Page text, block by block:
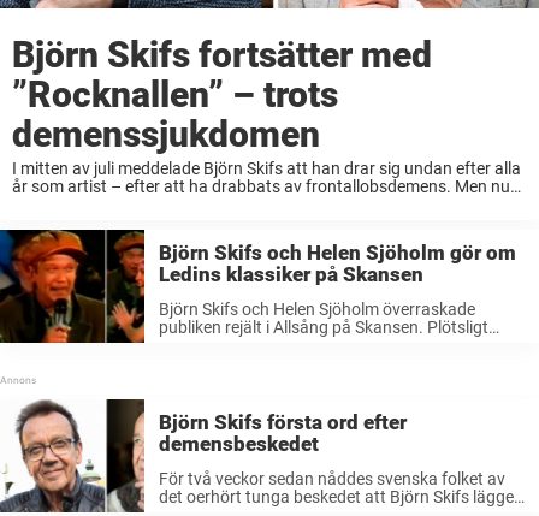
Björn Skifs fortsätter med
”Rocknallen” – trots
demenssjukdomen
I mitten av juli meddelade Björn Skifs att han drar sig undan efter alla
år som artist – efter att ha drabbats av frontallobsdemens. Men nu
Björn Skifs och Helen Sjöholm gör om
Ledins klassiker på Skansen
Björn Skifs och Helen Sjöholm överraskade
publiken rejält i Allsång på Skansen. Plötsligt
Björn Skifs första ord efter
demensbeskedet
För två veckor sedan nåddes svenska folket av
det oerhört tunga beskedet att Björn Skifs lägger